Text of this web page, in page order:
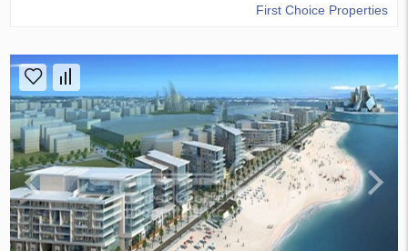
First Choice Properties